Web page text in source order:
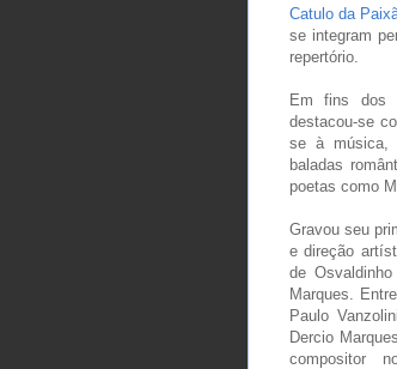
Catulo da
se integram
repertório.
Em fins dos
destacou-se
se à música,
baladas
poetas como
Gravou seu
e direção
de
Marques.
Paulo
Dercio
compositor